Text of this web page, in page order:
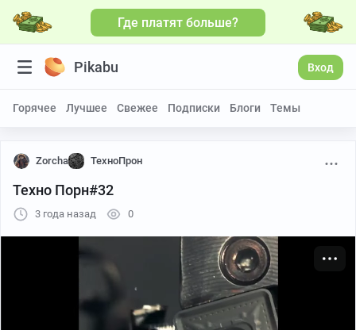
Где платят больше?
Pikabu Вход
Горячее Лучшее Свежее Подписки Блоги Темы
Zorcha ТехноПрон
Техно Порн#32
3 года назад 0
Больше видео